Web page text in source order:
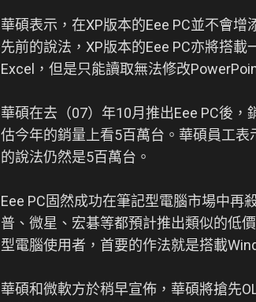
華碩表示，在XP版本的Eee PC並不會
先前的說法，XP版本的Eee PC亦將搭
Excel，但是只能讀取無法修改
華碩在去（07）年10月推出Eee PC後
估今年的銷量上看5百萬台。華碩員工
的說法仍然是5百萬台。
Eee PC固然成功在筆記型電腦市場中再
普、微星、宏碁等都預計推出類似的低
型電腦使用者，首要的作法就是搭載
華碩和微軟方於稍早宣佈，華碩將搶先